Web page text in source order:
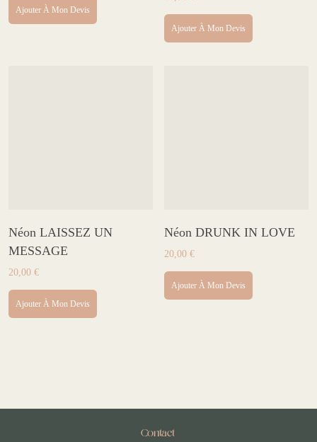
Ajouter À Mon Devis
Ajouter À Mon Devis
Néon LAISSEZ UN
MESSAGE
20,00 €
Ajouter À Mon Devis
Néon DRUNK IN LOVE
20,00€
Ajouter À Mon Devis
Contact